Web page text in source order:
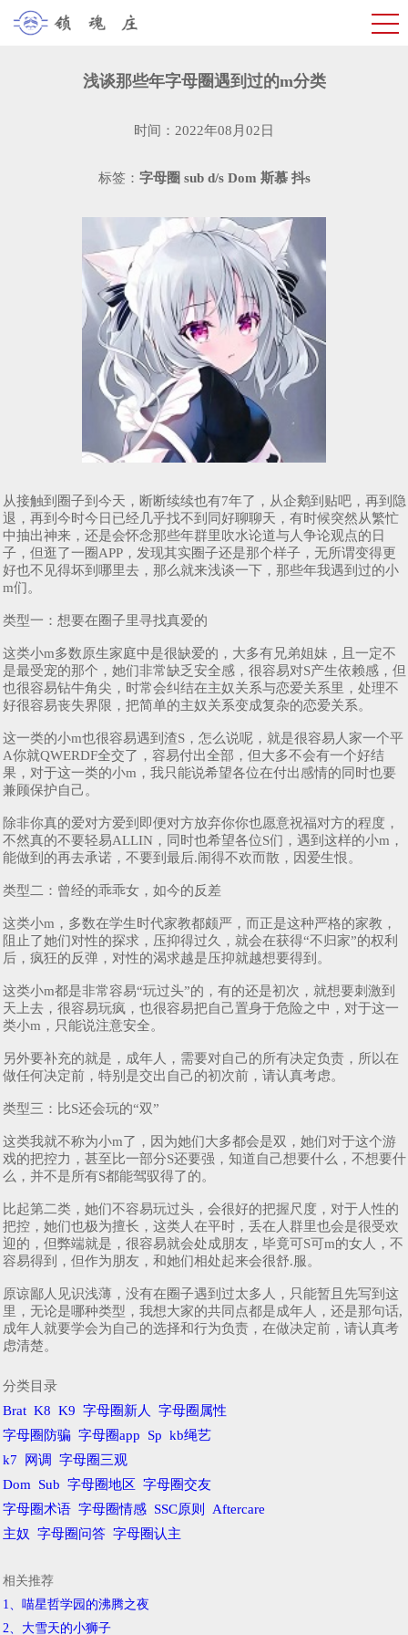
浅谈那些年字母圈遇到过的m分类
时间：2022年08月02日
标签： 字母圈 sub d/s Dom 斯慕 抖s
从接触到圈子到今天，断断续续也有7年了，从企鹅到贴吧，再到隐
退，再到今时今日已经几乎找不到同好聊聊天，有时候突然从繁忙
中抽出神来，还是会怀念那些年群里吹水论道与人争论观点的日
子，但逛了一圈APP，发现其实圈子还是那个样子，无所谓变得更
好也不见得坏到哪里去，那么就来浅谈一下，那些年我遇到过的小
m们。
类型一：想要在圈子里寻找真爱的
这类小m多数原生家庭中是很缺爱的，大多有兄弟姐妹，且一定不
是最受宠的那个，她们非常缺乏安全感，很容易对S产生依赖感，但
也很容易钻牛角尖，时常会纠结在主奴关系与恋爱关系里，处理不
好很容易丧失界限，把简单的主奴关系变成复杂的恋爱关系。
这一类的小m也很容易遇到渣S，怎么说呢，就是很容易人家一个平
A你就QWERDF全交了，容易付出全部，但大多不会有一个好结
果，对于这一类的小m，我只能说希望各位在付出感情的同时也要
兼顾保护自己。
除非你真的爱对方爱到即便对方放弃你你也愿意祝福对方的程度，
不然真的不要轻易ALLIN，同时也希望各位S们，遇到这样的小m，
能做到的再去承诺，不要到最后.闹得不欢而散，因爱生恨。
类型二：曾经的乖乖女，如今的反差
这类小m，多数在学生时代家教都颇严，而正是这种严格的家教，
阻止了她们对性的探求，压抑得过久，就会在获得“不归家”的权利
后，疯狂的反弹，对性的渴求越是压抑就越想要得到。
这类小m都是非常容易“玩过头”的，有的还是初次，就想要刺激到
天上去，很容易玩疯，也很容易把自己置身于危险之中，对于这一
类小m，只能说注意安全。
另外要补充的就是，成年人，需要对自己的所有决定负责，所以在
做任何决定前，特别是交出自己的初次前，请认真考虑。
类型三：比S还会玩的“双”
这类我就不称为小m了，因为她们大多都会是双，她们对于这个游
戏的把控力，甚至比一部分S还要强，知道自己想要什么，不想要什
么，并不是所有S都能驾驭得了的。
比起第二类，她们不容易玩过头，会很好的把握尺度，对于人性的
把控，她们也极为擅长，这类人在平时，丢在人群里也会是很受欢
迎的，但弊端就是，很容易就会处成朋友，毕竟可S可m的女人，不
容易得到，但作为朋友，和她们相处起来会很舒.服。
原谅鄙人见识浅薄，没有在圈子遇到过太多人，只能暂且先写到这
里，无论是哪种类型，我想大家的共同点都是成年人，还是那句话,
成年人就要学会为自己的选择和行为负责，在做决定前，请认真考
虑清楚。
分类目录
Brat K8 K9 字母圈新人
字母圈属性
字母圈防骗 字母圈app Sp kb绳艺
k7
网调
字母圈三观
Dom
Sub 字母圈地区
字母圈交友
字母圈术语 字母圈情感 SSC原则
Aftercare
主奴
字母圈问答 字母圈认主
相关推荐
1、喵星哲学园的沸腾之夜
2、​大雪天的小狮子